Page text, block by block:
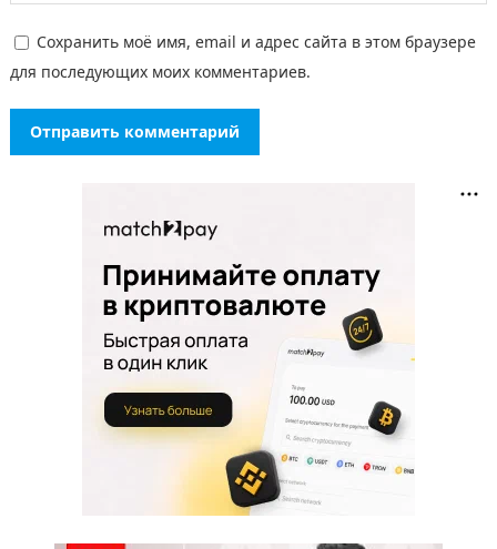
Сохранить моё имя, email и адрес сайта в этом браузере
для последующих моих комментариев.